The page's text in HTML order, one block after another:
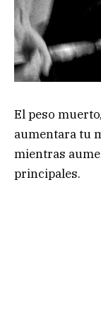
El peso
aumentara tu
mientras
principales.